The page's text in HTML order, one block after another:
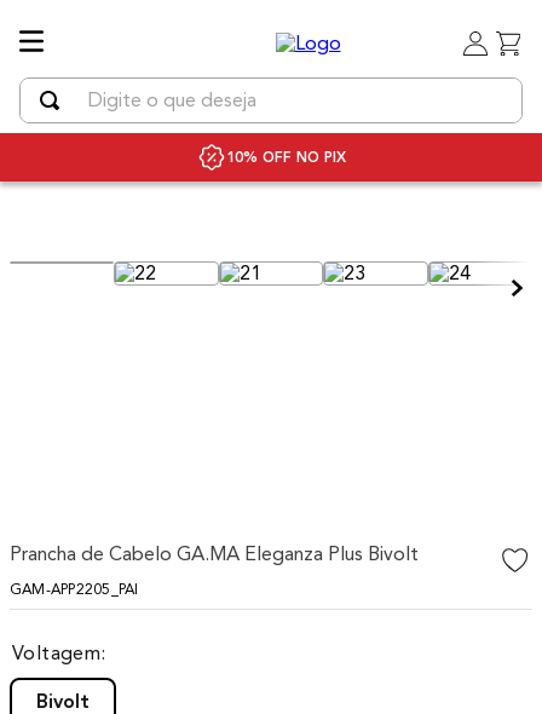
Digite o que deseja
10% OFF NO PIX
Prancha de Cabelo GA.MA Eleganza Plus Bivolt
GAM-APP2205_PAI
Voltagem
Bivolt
TERMOS MAIS BUSCADOS
1º
uniq
3º
secador
10 º difusor